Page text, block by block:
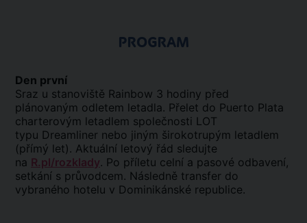
PROGRAM
Den první
Sraz u stanoviště Rainbow 3 hodiny před
plánovaným odletem letadla. Přelet do Puerto Plata
charterovým letadlem společnosti LOT
typu Dreamliner nebo jiným širokotrupým letadlem
(přímý let). Aktuální letový řád sledujte
na R.pl/rozklady. Po příletu celní a pasové odbavení,
setkání s průvodcem. Následně transfer do
vybraného hotelu v Dominikánské republice.